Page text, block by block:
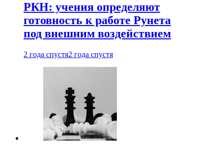
РКН: учения определяют
готовность к работе Рунета
под внешним воздействием
2 года спустя2 года спустя